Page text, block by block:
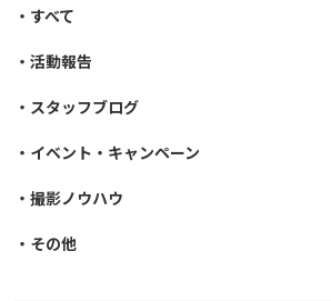
すべて
活動報告
スタッフブログ
イベント・キャンペーン
撮影ノウハウ
その他